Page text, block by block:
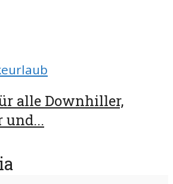
alle Downhiller,
und...